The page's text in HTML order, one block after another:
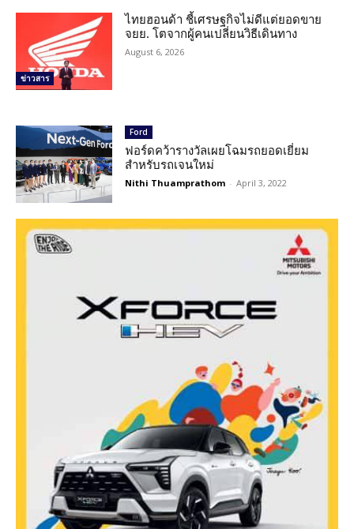
ข่าวสาร
ไทยฮอนด้า ชี้เศรษฐกิจไม่ดีแต่ยอดขาย
จยย. โตจากผู้คนเปลี่ยนวิธีเดินทาง
August 6, 2026
Ford
ฟอร์ดคว้ารางวัลเผยโฉมรถยอดเยี่ยม
สำหรับรถเจนใหม่
Nithi Thuamprathom - April 3, 2022